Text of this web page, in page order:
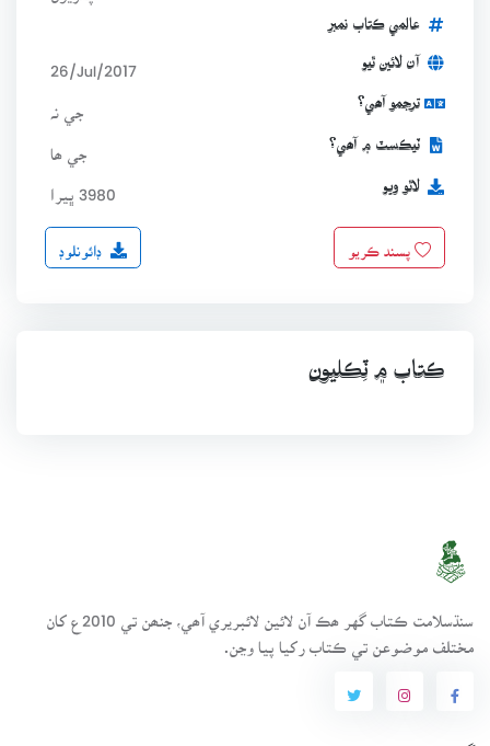
عالمي ڪتاب نمبر
آن لائين ٿيو 26/Jul/2017
ترجمو آھي؟
ٽيڪسٽ ۾ آھي؟ جي ھا
لاٿو ويو 3980 ڀيرا
پسند ڪريو ڊائونلوڊ
ڪتاب ۾ ٽِڪليون
سنڌسلامت ڪتاب گهر ھڪ آن لائين لائبريري آھي، جنھن تي 2010ع کان
مختلف موضوعن تي ڪتاب رکيا پيا وڃن.